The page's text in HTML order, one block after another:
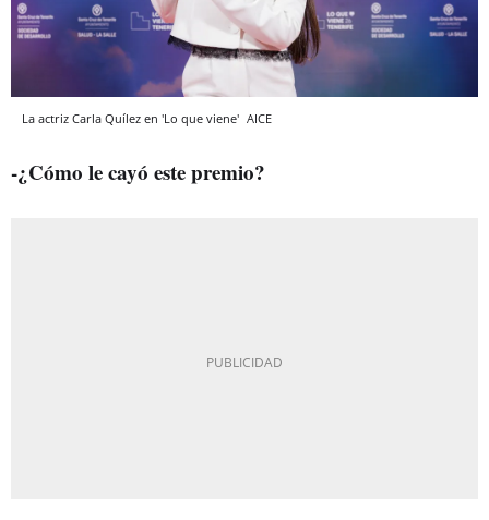
La actriz Carla Quílez en 'Lo que viene' AICE
-¿Cómo le cayó este premio?